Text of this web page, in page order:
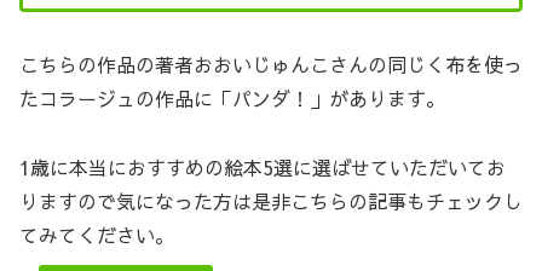
こちらの作品の著者おおいじゅんこさんの同じく布を使っ
たコラージュの作品に「パンダ！」があります。
1歳に本当におすすめの絵本5選に選ばせていただいてお
りますので気になった方は是非こちらの記事もチェックし
てみてください。